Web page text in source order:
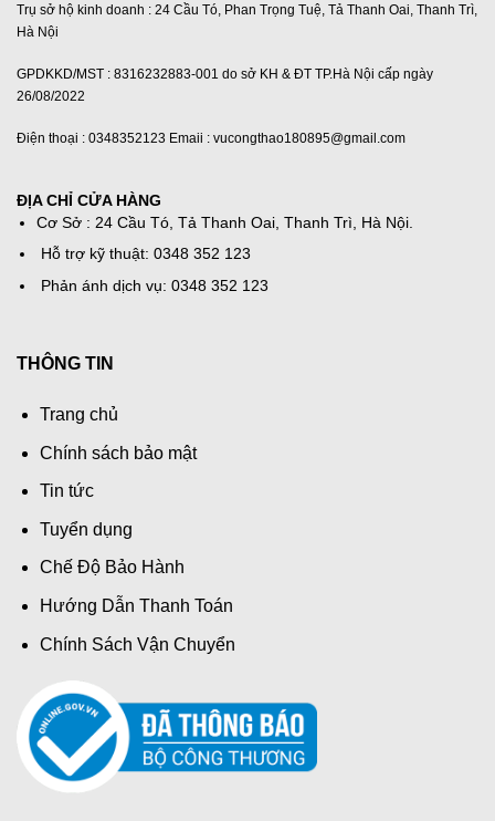
Trụ sở hộ kinh doanh : 24 Cầu Tó, Phan Trọng Tuệ, Tả Thanh Oai, Thanh Trì,
Hà Nội
GPDKKD/MST : 8316232883-001 do sở KH & ĐT TP.Hà Nội cấp ngày
26/08/2022
Điện thoại : 0348352123 Emaii : vucongthao180895@gmail.com
ĐỊA CHỈ CỬA HÀNG
Cơ Sở : 24 Cầu Tó, Tả Thanh Oai, Thanh Trì, Hà Nội.
Hỗ trợ kỹ thuật: 0348 352 123
Phản ánh dịch vụ: 0348 352 123
THÔNG TIN
Trang chủ
Chính sách bảo mật
Tin tức
Tuyển dụng
Chế Độ Bảo Hành
Hướng Dẫn Thanh Toán
Chính Sách Vận Chuyển